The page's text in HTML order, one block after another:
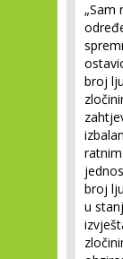
„Sam
broj
broj
u